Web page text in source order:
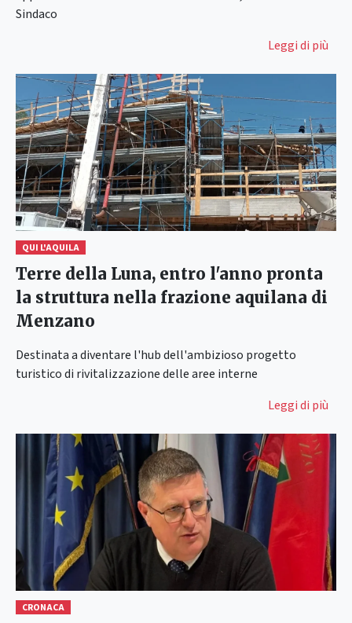
Sindaco
Leggi di più
QUI L'AQUILA
Terre della Luna, entro l'anno pronta
la struttura nella frazione aquilana di
Menzano
Destinata a diventare l'hub dell'ambizioso progetto
turistico di rivitalizzazione delle aree interne
Leggi di più
CRONACA